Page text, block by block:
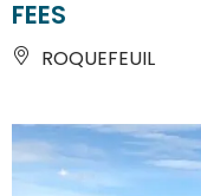
FEES
ROQUEFEUIL